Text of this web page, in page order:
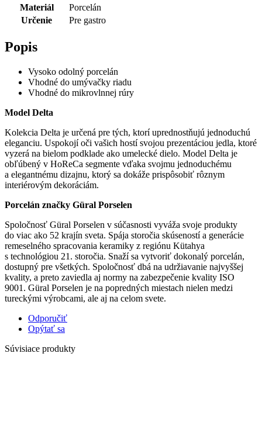
Materiál
Porcelán
Určenie
Pre gastro
Popis
Vysoko odolný porcelán
Vhodné do umývačky riadu
Vhodné do mikrovlnnej rúry
Model Delta
Kolekcia Delta je určená pre tých, ktorí uprednostňujú jednoduchú
eleganciu. Uspokojí oči vašich hostí svojou prezentáciou jedla, ktoré
vyzerá na bielom podklade ako umelecké dielo. Model Delta je
obľúbený v HoReCa segmente vďaka svojmu jednoduchému
a elegantnému dizajnu, ktorý sa dokáže prispôsobiť rôznym
interiérovým dekoráciám.
Porcelán značky Güral Porselen
Spoločnosť Güral Porselen v súčasnosti vyváža svoje produkty
do viac ako 52 krajín sveta. Spája storočia skúseností a generácie
remeselného spracovania keramiky z regiónu Kütahya
s technológiou 21. storočia. Snaží sa vytvoriť dokonalý porcelán,
dostupný pre všetkých. Spoločnosť dbá na udržiavanie najvyššej
kvality, a preto zaviedla aj normy na zabezpečenie kvality ISO
9001. Güral Porselen je na popredných miestach nielen medzi
tureckými výrobcami, ale aj na celom svete.
Odporučiť
Opýtať sa
Súvisiace produkty